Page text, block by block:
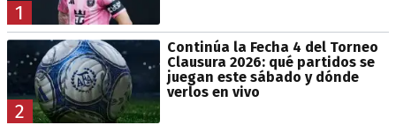
1
2
Continúa la Fecha 4 del Torneo
Clausura 2026: qué partidos se
juegan este sábado y dónde
verlos en vivo